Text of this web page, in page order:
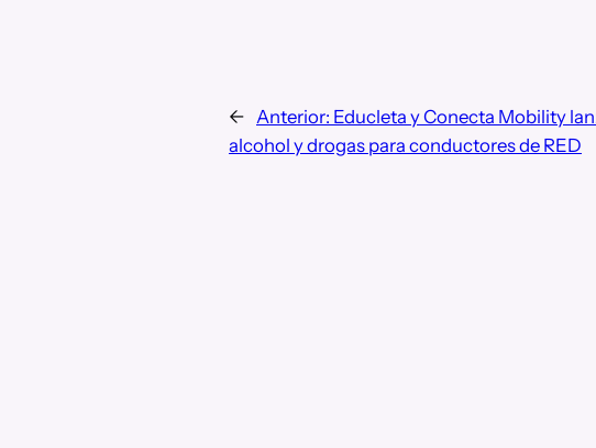
← Anterior: Educleta y Conecta Mobility
alcohol y drogas para conductores de RED